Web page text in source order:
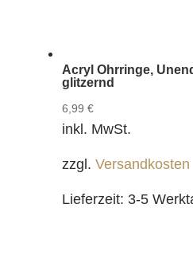
Acryl Ohrringe,
glitzernd
6,99 €
inkl. MwSt.
zzgl. Versandkosten
Lieferzeit: 3-5